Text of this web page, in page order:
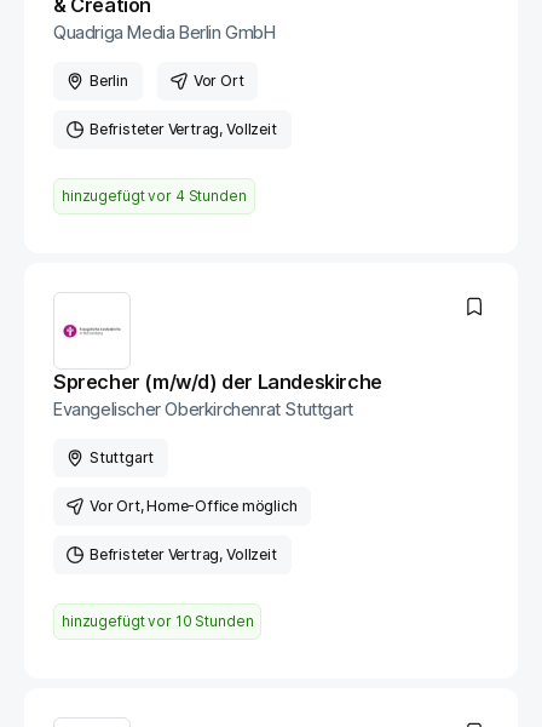
& Creation
Quadriga Media Berlin GmbH
Berlin Vor Ort
Befristeter Vertrag Vollzeit
hinzugefügt vor 4 Stunden
Sprecher (m/w/d) der Landeskirche
Evangelischer Oberkirchenrat Stuttgart
Stuttgart
Vor Ort, Home-Office möglich
Befristeter Vertrag Vollzeit
hinzugefügt vor 10 Stunden